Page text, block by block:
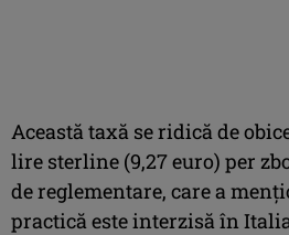
Această taxă se ridică de
lire sterline (9,27 euro) per
de reglementare, care a
practică este interzisă în